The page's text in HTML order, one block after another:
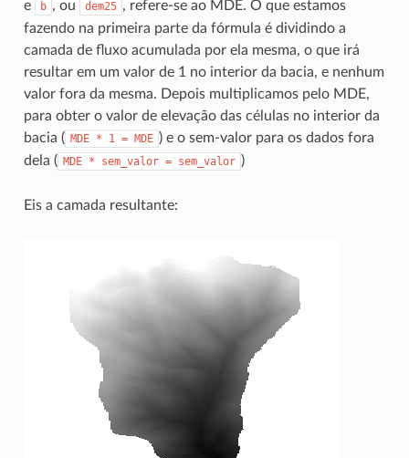
e
b , ou dem25 , refere-se ao MDE. O que estamos
fazendo na primeira parte da fórmula é dividindo a
camada de fluxo acumulada por ela mesma, o que irá
resultar em um valor de 1 no interior da bacia, e nenhum
valor fora da mesma. Depois multiplicamos pelo MDE,
para obter o valor de elevação das células no interior da
bacia ( MDE * 1 = MDE ) e o sem-valor para os dados fora
dela ( MDE * sem_valor = sem_valor )
Eis a camada resultante: